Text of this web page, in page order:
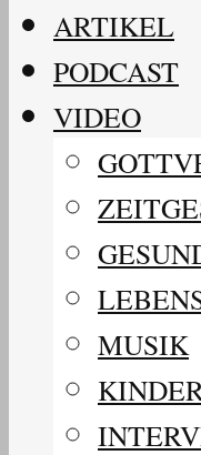
ARTIKEL
PODCAST
VIDEO
MUSIK
KINDER